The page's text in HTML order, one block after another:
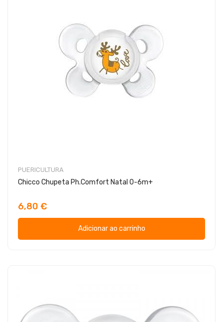
PUERICULTURA
Chicco Chupeta Ph.Comfort Natal 0-6m+
6,80 €
Adicionar ao carrinho